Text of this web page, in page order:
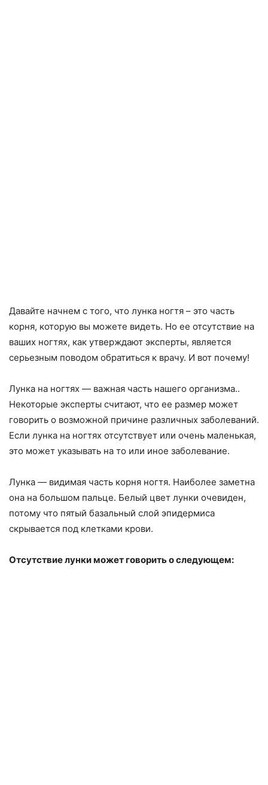
Давайте начнем с того, что лунка ногтя – это часть
корня, которую вы можете видеть. Но ее отсутствие на
ваших ногтях, как утверждают эксперты, является
серьезным поводом обратиться к врачу. И вот почему!
Лунка на ногтях — важная часть нашего организма..
Некоторые эксперты считают, что ее размер может
говорить о возможной причине различных заболеваний.
Если лунка на ногтях отсутствует или очень маленькая,
это может указывать на то или иное заболевание.
Лунка — видимая часть корня ногтя. Наиболее заметна
она на большом пальце. Белый цвет лунки очевиден,
потому что пятый базальный слой эпидермиса
скрывается под клетками крови.
Отсутствие лунки может говорить о следующем: